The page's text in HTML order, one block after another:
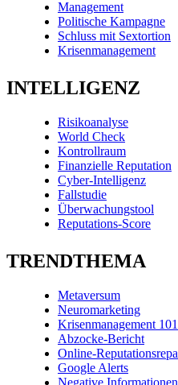
Management
Politische Kampagne
Schluss mit Sextortion
Krisenmanagement
INTELLIGENZ
Risikoanalyse
World Check
Kontrollraum
Finanzielle Reputation
Cyber-Intelligenz
Fallstudie
Überwachungstool
Reputations-Score
TRENDTHEMA
Metaversum
Neuromarketing
Krisenmanagement 101
Abzocke-Bericht
Online-
Google Alerts
Negative